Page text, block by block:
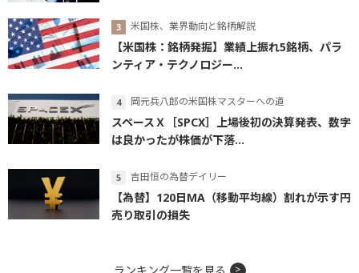
米国株、業界動向と銘柄解説
【米国株：銘柄発掘】業績上振れ5銘柄、パラ
ンティア・テクノロジー...
岡元兵八郎の米国株マスターへの道
スペースＸ［SPCX］上場後初の決算発表、数字
は良かったが株価が下落...
吉田恒の為替デイリー
【為替】120日MA（移動平均線）割れが示す円
売り取引の損失
ランキング一覧を見る